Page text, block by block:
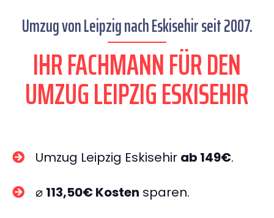
Umzug von Leipzig nach Eskisehir seit 2007.
IHR FACHMANN FÜR DEN
UMZUG LEIPZIG ESKISEHIR
Umzug Leipzig Eskisehir ab 149€.
⌀ 113,50€ Kosten sparen.